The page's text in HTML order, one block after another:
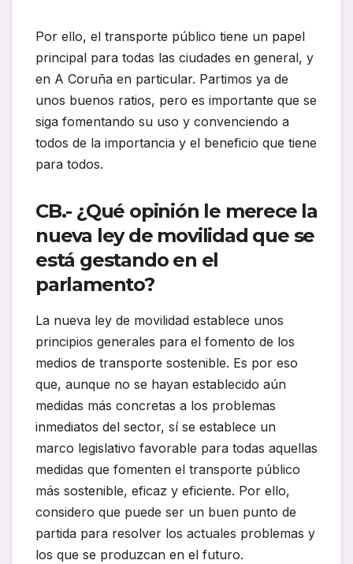
Por ello, el transporte público tiene un papel
principal para todas las ciudades en general, y
en A Coruña en particular. Partimos ya de
unos buenos ratios, pero es importante que se
siga fomentando su uso y convenciendo a
todos de la importancia y el beneficio que tiene
para todos.
CB.- ¿Qué opinión le merece la
nueva ley de movilidad que se
está gestando en el
parlamento?
La nueva ley de movilidad establece unos
principios generales para el fomento de los
medios de transporte sostenible. Es por eso
que, aunque no se hayan establecido aún
medidas más concretas a los problemas
inmediatos del sector, sí se establece un
marco legislativo favorable para todas aquellas
medidas que fomenten el transporte público
más sostenible, eficaz y eficiente. Por ello,
considero que puede ser un buen punto de
partida para resolver los actuales problemas y
los que se produzcan en el futuro.